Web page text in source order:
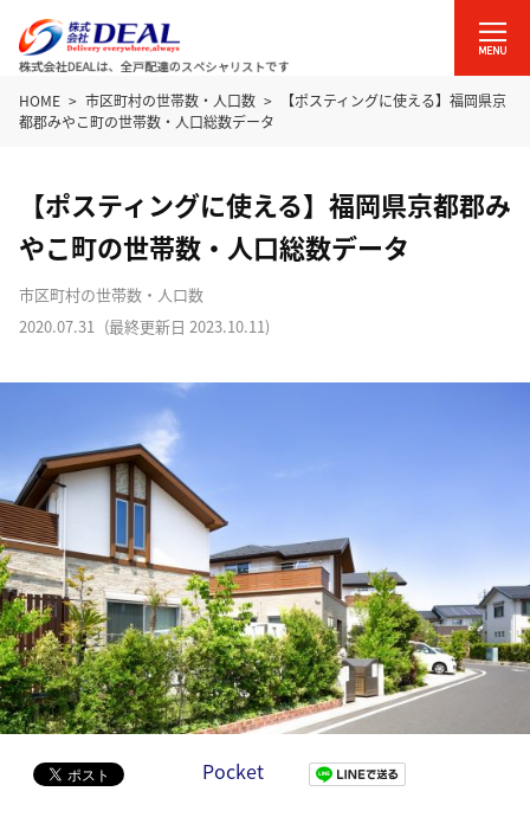
HOME 市区町村の世帯数・人口数
【ポスティングに使える】福岡県京
都郡みやこ町の世帯数・人口総数データ
【ポスティングに使える】福岡県京都郡み
やこ町の世帯数・人口総数データ
市区町村の世帯数・人口数
2020.07.31 (最終更新日 2023.10.11)
Pocket